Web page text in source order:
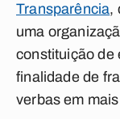
Transparência,
uma
constituição de
finalidade de
verbas em